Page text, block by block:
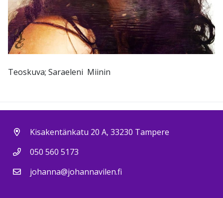
Teoskuva; Saraeleni Miinin
Kisakentänkatu 20 A, 33230 Tampere
050 560 5173
johanna@johannavilen.fi